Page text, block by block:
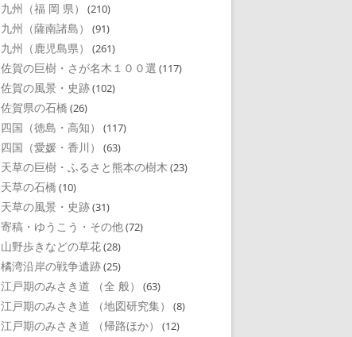
九州（福 岡 県） (210)
九州（薩南諸島） (91)
九州（鹿児島県） (261)
佐賀の巨樹・さが名木１００選 (117)
佐賀の風景・史跡(102)
佐賀県の石橋 (26)
四国（徳島・高知） (117)
四国（愛媛・香川） (63)
天草の巨樹・ふるさと熊本の樹木 (23)
天草の石橋 (10)
天草の風景・史跡(31)
寄稿・ゆうこう・その他(72)
山野歩きなどの草花(28)
橘湾沿岸の戦争遺跡(25)
江戸期のみさき道 （全 般） (63)
江戸期のみさき道 （地図研究集） (8)
江戸期のみさき道 （帰路ほか） (12)